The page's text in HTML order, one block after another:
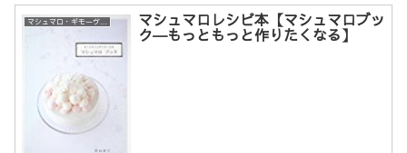
マシュマロ・ギモーヴレシピ マシュマロレシピ本【マシュマロブッ
ク―もっともっと作りたくなる】